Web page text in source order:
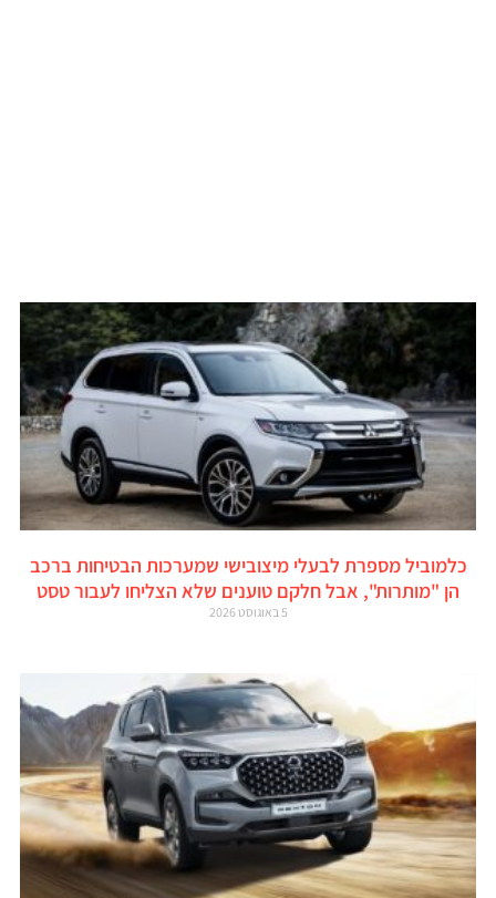
כלמוביל מספרת לבעלי מיצובישי שמערכות הבטיחות ברכב
הן "מותרות", אבל חלקם טוענים שלא הצליחו לעבור טסט
5 באוגוסט 2026